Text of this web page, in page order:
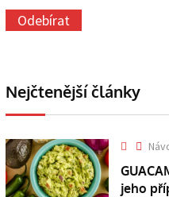
Nejčtenější články
jeho